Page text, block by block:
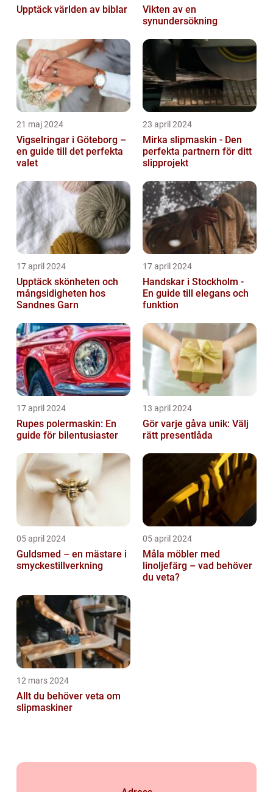
Upptäck världen av biblar
Vikten av en
synundersökning
21 maj 2024
Vigselringar i Göteborg –
en guide till det perfekta
valet
23 april 2024
Mirka slipmaskin - Den
perfekta partnern för ditt
slipprojekt
17 april 2024
Upptäck skönheten och
mångsidigheten hos
Sandnes Garn
17 april 2024
Handskar i Stockholm -
En guide till elegans och
funktion
17 april 2024
Rupes polermaskin: En
guide för bilentusiaster
13 april 2024
Gör varje gåva unik: Välj
rätt presentlåda
05 april 2024
Guldsmed – en mästare i
smyckestillverkning
05 april 2024
Måla möbler med
linoljefärg – vad behöver
du veta?
12 mars 2024
Allt du behöver veta om
slipmaskiner